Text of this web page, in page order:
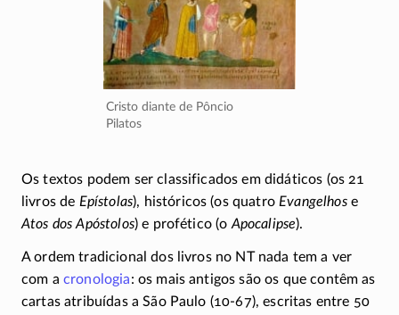
Cristo diante de Pôncio
Pilatos
Os textos podem ser classificados em didáticos (os 21
livros de Epístolas), históricos (os quatro Evangelhose
Atos dos Apóstolos) e profético (o Apocalipse).
A ordem tradicional dos livros no NT nada tem a ver
com a cronologia: os mais antigos são os que contêm as
cartas atribuídas a São Paulo (10-67), escritas entre 50